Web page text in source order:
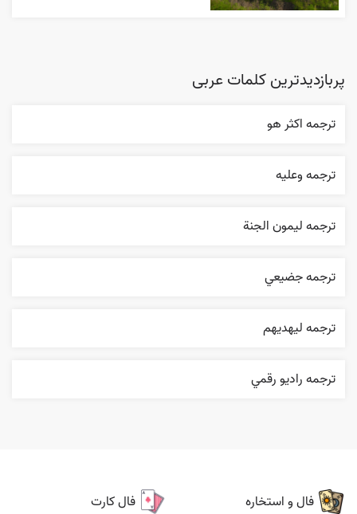
پربازدیدترین کلمات عربی
ترجمه اکثر هو
ترجمه وعليه
ترجمه ليمون الجنة
ترجمه جضيعي
ترجمه ليهديهم
ترجمه راديو رقمي
فال و استخاره فال کارت